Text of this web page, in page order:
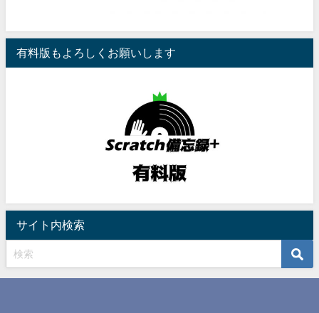
有料版もよろしくお願いします
サイト内検索